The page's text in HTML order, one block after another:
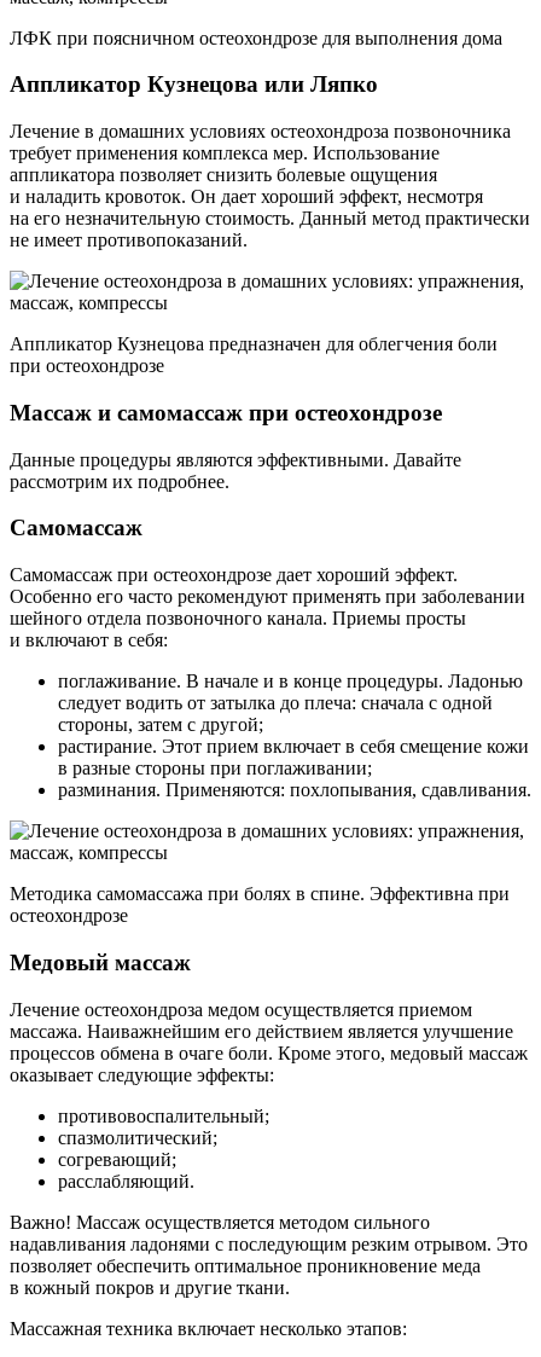
ЛФК при поясничном остеохондрозе для выполнения дома
Аппликатор Кузнецова или Ляпко
Лечение в домашних условиях остеохондроза позвоночника
требует применения комплекса мер. Использование
аппликатора позволяет снизить болевые ощущения
и наладить кровоток. Он дает хороший эффект, несмотря
на его незначительную стоимость. Данный метод практически
не имеет противопоказаний.
Аппликатор Кузнецова предназначен для облегчения боли
при остеохондрозе
Массаж и самомассаж при остеохондрозе
Данные процедуры являются эффективными. Давайте
рассмотрим их подробнее.
Самомассаж
Самомассаж при остеохондрозе дает хороший эффект.
Особенно его часто рекомендуют применять при заболевании
шейного отдела позвоночного канала. Приемы просты
и включают в себя:
поглаживание. В начале и в конце процедуры. Ладонью
следует водить от затылка до плеча: сначала с одной
стороны, затем с другой;
растирание. Этот прием включает в себя смещение кожи
в разные стороны при поглаживании;
разминания. Применяются: похлопывания, сдавливания.
Методика самомассажа при болях в спине. Эффективна при
остеохондрозе
Медовый массаж
Лечение остеохондроза медом осуществляется приемом
массажа. Наиважнейшим его действием является улучшение
процессов обмена в очаге боли. Кроме этого, медовый массаж
оказывает следующие эффекты:
противовоспалительный;
спазмолитический;
согревающий;
расслабляющий.
Важно! Массаж осуществляется методом сильного
надавливания ладонями с последующим резким отрывом. Это
позволяет обеспечить оптимальное проникновение меда
в кожный покров и другие ткани.
Массажная техника включает несколько этапов: